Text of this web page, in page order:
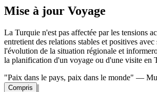
Mise à jour Voyage
La Turquie n'est pas affectée par les tensions
entretient des relations stables et positives
l'évolution de la situation régionale et
la planification d'un voyage ou d'une visite en
"Paix dans le pays, paix dans le monde" —
Compris